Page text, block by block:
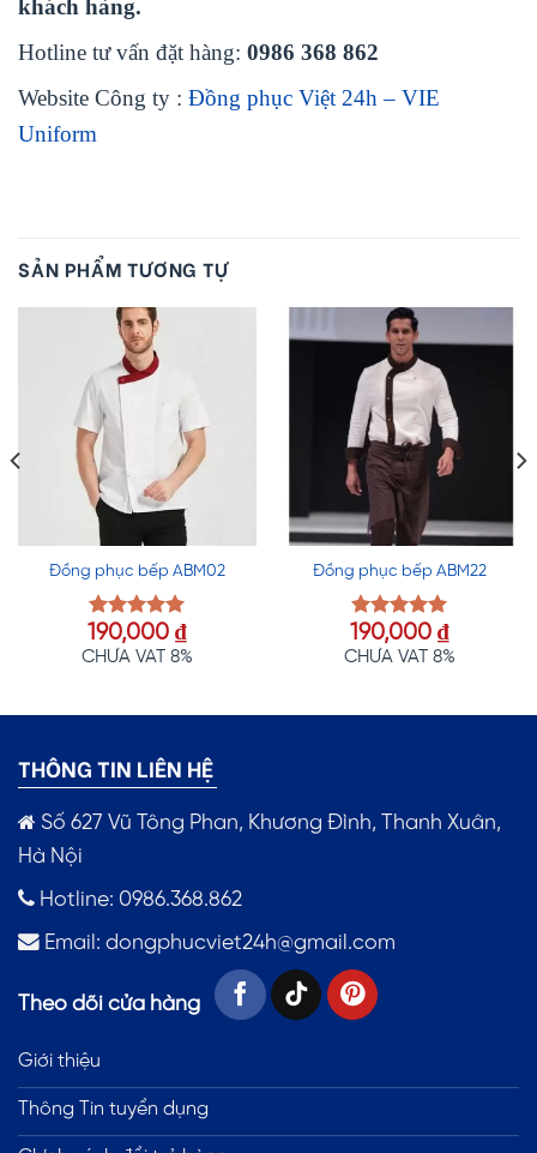
khách hàng.
Hotline tư vấn đặt hàng: 0986 368 862
Website Công ty : Đồng phục Việt 24h – VIE
Uniform
SẢN PHẨM TƯƠNG TỰ
Đồng phục bếp ABM02
Được xếp
hạng5.00
190,000 ₫
CHƯA VAT 8%
Đồng phục bếp ABM22
Được xếp
hạng5.00
190,000 ₫
CHƯA VAT 8%
THÔNG TIN LIÊN HỆ
Số 627 Vũ Tông Phan, Khương Đình, Thanh Xuân,
Hà Nội
Hotline: 0986.368.862
Email: dongphucviet24h@gmail.com
Theo dõi cửa hàng
Giới thiệu
Thông Tin tuyển dụng